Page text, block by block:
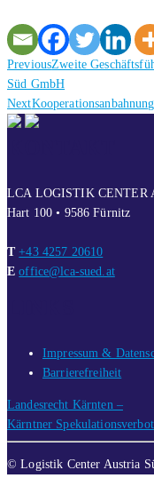
PreviousPrevious
post:
Zweite
Süd GmbH
NextNext
post:
LCA LOGISTIK CENTER
Hart 100 • 9586 Fürnitz
T +43 4257 20610
E office@lca-sued.at
Impressum &
Barrierefreiheit
Landesrecht Kärnten –
Kärntner
© Logistik Center Austria